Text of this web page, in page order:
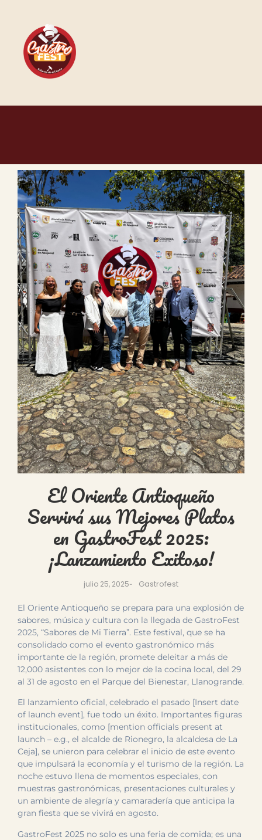
El Oriente Antioqueño
Servirá sus Mejores Platos
en GastroFest 2025:
¡Lanzamiento Exitoso!
julio 25, 2025- Gastrofest
El Oriente Antioqueño se prepara para una explosión de
sabores, música y cultura con la llegada de GastroFest
2025, “Sabores de Mi Tierra”. Este festival, que se ha
consolidado como el evento gastronómico más
importante de la región, promete deleitar a más de
12,000 asistentes con lo mejor de la cocina local, del 29
al 31 de agosto en el Parque del Bienestar, Llanogrande.
El lanzamiento oficial, celebrado el pasado [Insert date
of launch event], fue todo un éxito. Importantes figuras
institucionales, como [mention officials present at
launch – e.g., el alcalde de Rionegro, la alcaldesa de La
Ceja], se unieron para celebrar el inicio de este evento
que impulsará la economía y el turismo de la región. La
noche estuvo llena de momentos especiales, con
muestras gastronómicas, presentaciones culturales y
un ambiente de alegría y camaradería que anticipa la
gran fiesta que se vivirá en agosto.
GastroFest 2025 no solo es una feria de comida; es una